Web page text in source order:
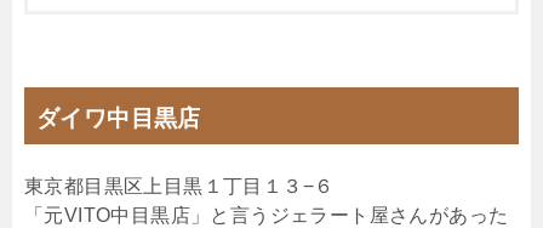
ダイワ中目黒店
東京都目黒区上目黒１丁目１３−６
「元VITO中目黒店」と言うジェラート屋さんがあった